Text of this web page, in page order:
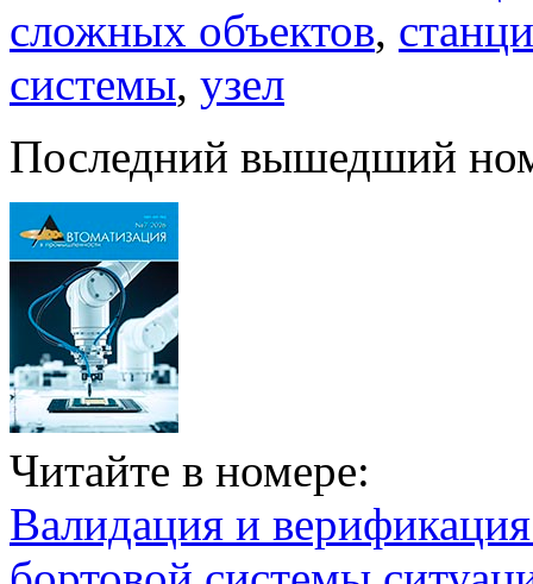
сложных объектов,
системы, узел
Последний вышедший
Читайте в номере:
Валидация и